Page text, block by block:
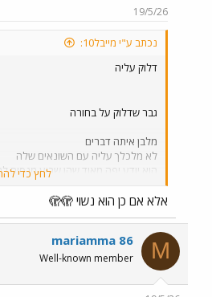
s
19/5/26
נכתב ע"י מייבל10:
דלוק עליה
גבר שדלוק על בחורה
מלבן איתה דברים
לא מלכלך עליה עם השונאים שלה
הוא יודע יפה מאוד שהן שבוע מנסים
בחור שדלוק עליה לא מבטיח לה 4 פעמיים שהוא כבר בה
ושוכח מימנה ...אין יותר פוגע מזה,
היא רואה אותו דרך החלון נסער והיא
לחץ כדי
אלא אם כן הוא נשוי 🫣🫣
M
mariamma 86
Well-known member